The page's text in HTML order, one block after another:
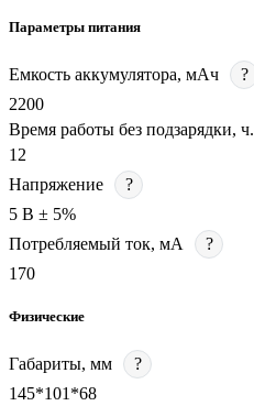
Параметры питания
Емкость аккумулятора, мАч
?
2200
Время работы без подзарядки, ч.
12
Напряжение
?
5 В ± 5%
Потребляемый ток, мА
?
170
Физические
Габариты, мм
?
145*101*68